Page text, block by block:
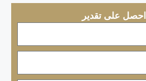
احصل على تقدير